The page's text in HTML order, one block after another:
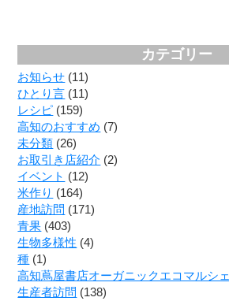
カテゴリー
お知らせ (11)
ひとり言 (11)
レシピ (159)
高知のおすすめ (7)
未分類 (26)
お取引き店紹介 (2)
イベント (12)
米作り (164)
産地訪問 (171)
青果 (403)
生物多様性 (4)
種 (1)
高知蔦屋書店オーガニックエコマルシェ
生産者訪問 (138)